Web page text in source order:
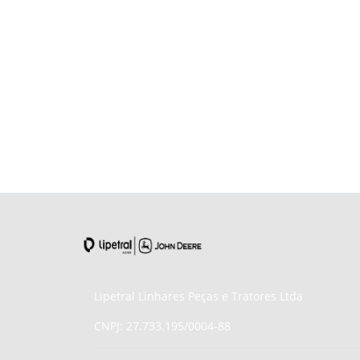
Lipetral Linhares Peças e Tratores Ltda
CNPJ: 27.733.195/0004-88